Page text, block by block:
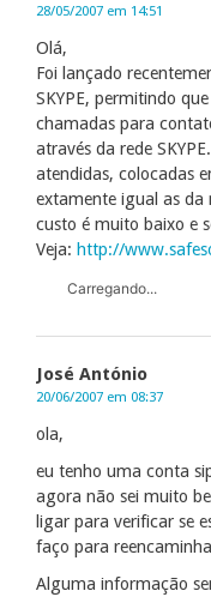
28/05/2007 em 14:51
Olá,
Foi lançado
SKYPE, permitindo
chamadas para
através da rede
atendidas, colocadas
extamente igual as da
custo é muito baixo e
Veja: http://
Carregando...
José António
20/06/2007 em 08:37
ola,
eu tenho uma conta
agora não sei muito
ligar para verificar se
faço para
Alguma informação